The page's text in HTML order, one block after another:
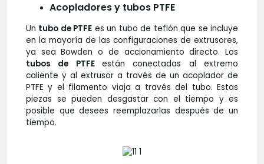
Acopladores y tubos PTFE
Un tubo de PTFE es un tubo de teflón que se incluye
en la mayoría de las configuraciones de extrusores,
ya sea Bowden o de accionamiento directo. Los
tubos de PTFE están conectadas al extremo
caliente y al extrusor a través de un acoplador de
PTFE y el filamento viaja a través del tubo. Estas
piezas se pueden desgastar con el tiempo y es
posible que desees reemplazarlas después de un
tiempo.